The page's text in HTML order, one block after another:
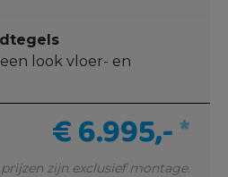
look vloer- en
€ 6.995,-*
zijn exclusief montage.